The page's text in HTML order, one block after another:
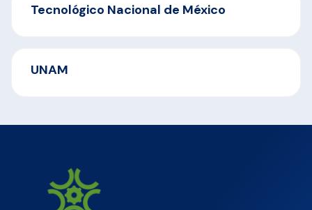
Tecnológico Nacional de México
UNAM